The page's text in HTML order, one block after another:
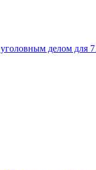
делом для